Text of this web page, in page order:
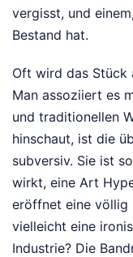
vergisst, und
Bestand hat.
Oft wird das Stück
Man assoziiert es
und traditionellen
hinschaut, ist die
subversiv. Sie ist
wirkt, eine Art
eröffnet eine völlig
vielleicht eine
Industrie? Die